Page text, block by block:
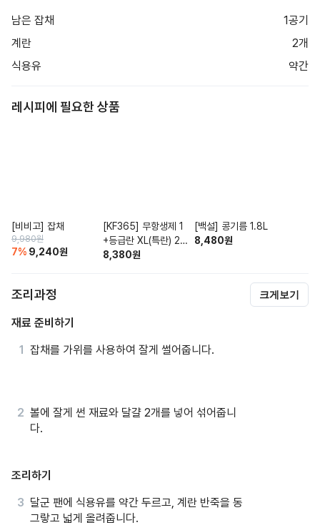
남은 잡채
1공기
계란
2개
식용유
약간
레시피에 필요한 상품
[비비고] 잡채
9,980원
7% 9,240원
[KF365] 무항생제 1
+등급란 XL(특란) 20
구
8,380원
[백설] 콩기름 1.8L
8,480원
조리과정 크게보기
재료 준비하기
잡채를 가위를 사용하여 잘게 썰어줍니다.
볼에 잘게 썬 재료와 달걀 2개를 넣어 섞어줍니
다.
조리하기
달군 팬에 식용유를 약간 두르고, 계란 반죽을 동
그랗고 넓게 올려줍니다.